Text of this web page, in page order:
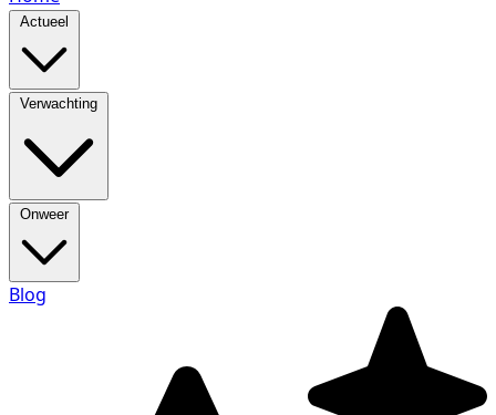
Actueel
Verwachting
Onweer
Blog